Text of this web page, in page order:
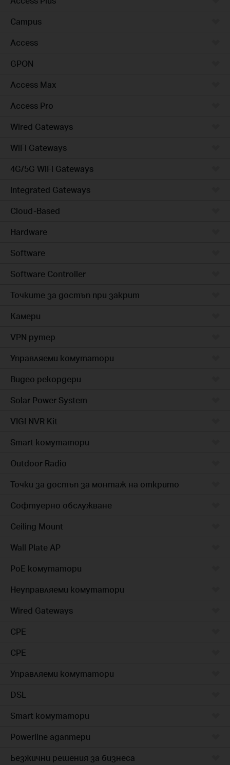
Campus
Access
GPON
Access Max
Access Pro
Wired Gateways
WiFi Gateways
4G/5G WiFi Gateways
Integrated Gateways
Cloud-Based
Hardware
Software
Software Controller
Точките за достъп при закрит
Камери
VPN рутер
Управляеми комутатори
Видео рекордери
Solar Power System
VIGI NVR Kit
Smart комутатори
Outdoor Radio
Точки за достъп за монтаж на открито
Софтуерно обслужване
Ceiling Mount
Wall Plate AP
PoE комутатори
Неуправляеми комутатори
Wired Gateways
CPE
CPE
Управляеми комутатори
DSL
Smart комутатори
Powerline адаптери
Безжични решения за бизнеса